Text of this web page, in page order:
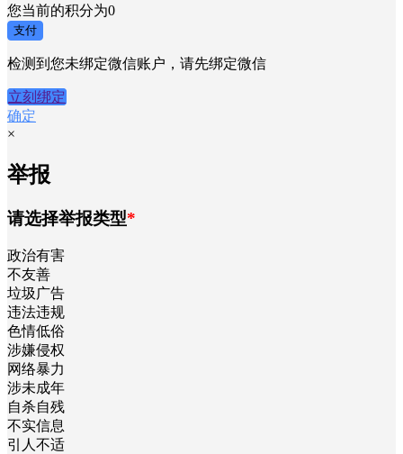
您当前的积分为0
支付
检测到您未绑定微信账户，请先绑定微信
立刻绑定
确定
×
举报
请选择举报类型*
政治有害
不友善
垃圾广告
违法违规
色情低俗
涉嫌侵权
网络暴力
涉未成年
自杀自残
不实信息
引人不适